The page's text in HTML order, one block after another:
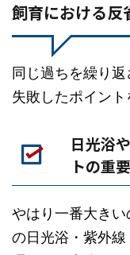
飼育における反
同じ過ちを繰り
失敗したポイント
日光浴
トの重
やはり一番大き
の日光浴・紫外